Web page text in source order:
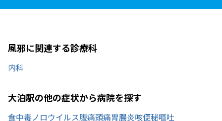
風邪に関連する診療科
内科
大泊駅の他の症状から病院を探す
食中毒ノロウイルス腹痛頭痛胃腸炎咳便秘嘔吐